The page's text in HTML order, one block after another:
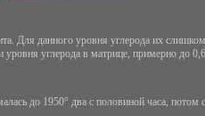
Для данного уровня углерода их
углерода в матрице, примерно до
до 1950° два с половиной часа, потом